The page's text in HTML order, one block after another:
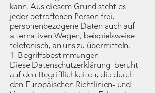
kann. Aus diesem Grund steht es
jeder betroffenen Person frei,
personenbezogene Daten auch auf
alternativen Wegen, beispielsweise
telefonisch, an uns zu übermitteln.
1. Begriffsbestimmungen
Diese Datenschutzerklärung beruht
auf den Begrifflichkeiten, die durch
den Europäischen Richtlinien- und